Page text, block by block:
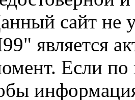
сайт не
является
Если